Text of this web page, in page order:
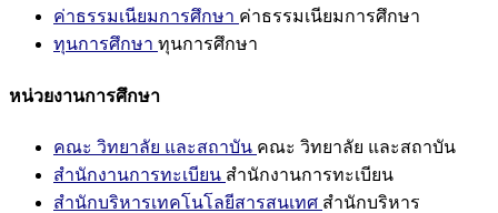
ค่าธรรมเนียมการศึกษา ค่าธรรมเนียมการศึกษา
ทุนการศึกษา ทุนการศึกษา
หน่วยงานการศึกษา
คณะ วิทยาลัย และสถาบัน คณะ วิทยาลัย และสถาบัน
สำนักงานการทะเบียน สำนักงานการทะเบียน
สำนักบริหารเทคโนโลยีสารสนเทศ สำนักบริหาร